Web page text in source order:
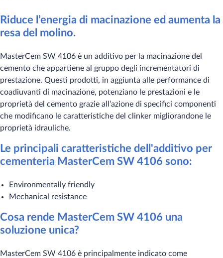
Riduce l’energia di macinazione ed aumenta la
resa del molino.
MasterCem SW 4106 è un additivo per la macinazione del
cemento che appartiene al gruppo degli incrementatori di
prestazione. Questi prodotti, in aggiunta alle performance di
coadiuvanti di macinazione, potenziano le prestazioni e le
proprietà del cemento grazie all’azione di specifici componenti
che modificano le caratteristiche del clinker migliorandone le
proprietà idrauliche.
Le principali caratteristiche dell'additivo per
cementeria MasterCem SW 4106 sono:
Environmentally friendly
Mechanical resistance
Cosa rend​​​e MasterCem SW 4106 una
soluzione unica?
​MasterCem SW 4106 è principalmente indicato come